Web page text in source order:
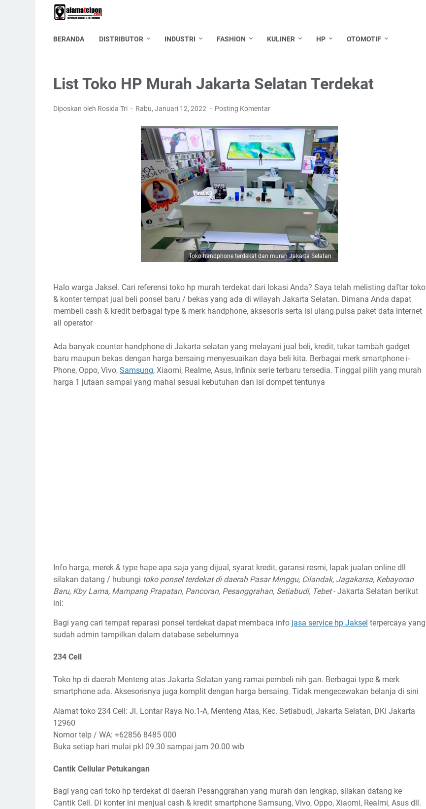
BERANDA DISTRIBUTOR INDUSTRI FASHION KULINER HP OTOMOTIF
List Toko HP Murah Jakarta Selatan Terdekat
Diposkan oleh Rosida Tri Rabu, Januari 12, 2022 Posting Komentar
Toko handphone terdekat dan murah Jakarta Selatan.
Halo warga Jaksel. Cari referensi toko hp murah terdekat dari lokasi Anda? Saya telah melisting daftar toko
& konter tempat jual beli ponsel baru / bekas yang ada di wilayah Jakarta Selatan. Dimana Anda dapat
membeli cash & kredit berbagai type & merk handphone, aksesoris serta isi ulang pulsa paket data internet
all operator
Ada banyak counter handphone di Jakarta selatan yang melayani jual beli, kredit, tukar tambah gadget
baru maupun bekas dengan harga bersaing menyesuaikan daya beli kita. Berbagai merk smartphone i-
Phone, Oppo, Vivo, Samsung, Xiaomi, Realme, Asus, Infinix serie terbaru tersedia. Tinggal pilih yang murah
harga 1 jutaan sampai yang mahal sesuai kebutuhan dan isi dompet tentunya
Info harga, merek & type hape apa saja yang dijual, syarat kredit, garansi resmi, lapak jualan online dll
silakan datang / hubungi toko ponsel terdekat di daerah Pasar Minggu, Cilandak, Jagakarsa, Kebayoran
Baru, Kby Lama, Mampang Prapatan, Pancoran, Pesanggrahan, Setiabudi, Tebet- Jakarta Selatan berikut
ini:
Bagi yang cari tempat reparasi ponsel terdekat dapat membaca info jasa service hp Jaksel terpercaya yang
sudah admin tampilkan dalam database sebelumnya
234 Cell
Toko hp di daerah Menteng atas Jakarta Selatan yang ramai pembeli nih gan. Berbagai type & merk
smartphone ada. Aksesorisnya juga komplit dengan harga bersaing. Tidak mengecewakan belanja di sini
Alamat toko 234 Cell: Jl. Lontar Raya No.1-A, Menteng Atas, Kec. Setiabudi, Jakarta Selatan, DKI Jakarta
12960
Nomor telp / WA: +62856 8485 000
Buka setiap hari mulai pkl 09.30 sampai jam 20.00 wib
Cantik Cellular Petukangan
Bagi yang cari toko hp terdekat di daerah Pesanggrahan yang murah dan lengkap, silakan datang ke
Cantik Cell. Di konter ini menjual cash & kredit smartphone Samsung, Vivo, Oppo, Xiaomi, Realmi, Asus dll.